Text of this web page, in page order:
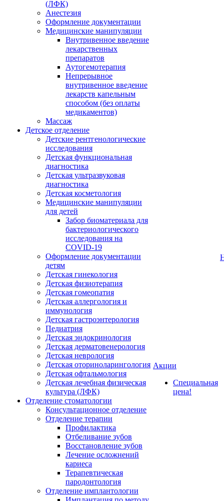
(ЛФК)
Анестезия
Оформление документации
Медицинские манипуляции
Внутривенное введение
лекарственных
препаратов
Аутогемотерапия
Непрерывное
внутривенное введение
лекарств капельным
способом (без оплаты
медикаментов)
Массаж
Детское отделение
Детские рентгенологические
исследования
Детская функциональная
диагностика
Детская ультразвуковая
диагностика
Детская косметология
Медицинские манипуляции
для детей
Забор биоматериала для
бактериологического
исследования на
COVID-19
Оформление документации
детям
Детская гинекология
Детская физиотерапия
Детская гомеопатия
Детская аллергология и
иммунология
Детская гастроэнтерология
Педиатрия
Детская эндокринология
Детская дерматовенерология
Детская неврология
Детская оториноларингология
Детская офтальмология
Детская лечебная физическая
культура (ЛФК)
Отделение стоматологии
Консультационное отделение
Отделение терапии
Профилактика
Отбеливание зубов
Восстановление зубов
Лечение осложнений
кариеса
Терапевтическая
пародонтология
Отделение имплантологии
Акции
Специальная
цена!